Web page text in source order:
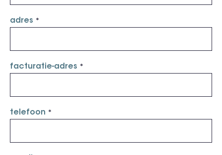
adres
facturatie-adres
telefoon